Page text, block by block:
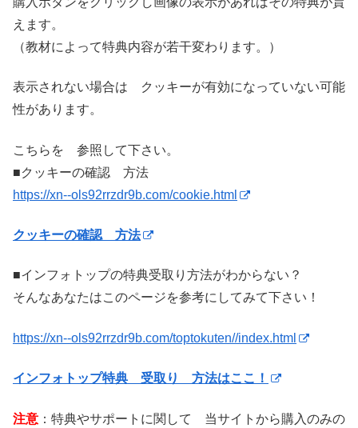
えます。
（教材によって特典内容が若干変わります。）
表示されない場合は クッキーが有効になっていない可能
性があります。
こちらを 参照して下さい。
■クッキーの確認 方法
https://xn--ols92rrzdr9b.com/cookie.html
クッキーの確認 方法
■インフォトップの特典受取り方法がわからない？
そんなあなたはこのページを参考にしてみて下さい！
https://xn--ols92rrzdr9b.com/toptokuten//index.html
インフォトップ特典 受取り 方法はここ！
注意 ：特典やサポートに関して 当サイトから購入のみの